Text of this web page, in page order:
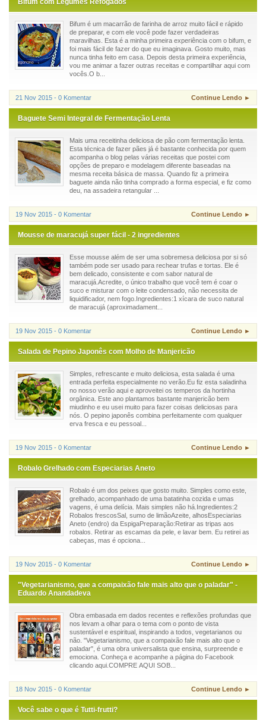
Bifum com Legumes Refogados
Bifum é um macarrão de farinha de arroz muito fácil e rápido
de preparar, e com ele você pode fazer verdadeiras
maravilhas. Esta é a minha primeira experiência com o bifum, e
foi mais fácil de fazer do que eu imaginava. Gosto muito, mas
nunca tinha feito em casa. Depois desta primeira experiência,
vou me animar a fazer outras receitas e compartilhar aqui com
vocês.O b...
21 Nov 2015 - 0 Komentar Continue Lendo ►
Baguete Semi Integral de Fermentação Lenta
Mais uma receitinha deliciosa de pão com fermentação lenta.
Esta técnica de fazer pães já é bastante conhecida por quem
acompanha o blog pelas várias receitas que postei com
opções de preparo e modelagem diferente baseadas na
mesma receita básica de massa. Quando fiz a primeira
baguete ainda não tinha comprado a forma especial, e fiz como
deu, na assadeira retangular ...
19 Nov 2015 - 0 Komentar Continue Lendo ►
Mousse de maracujá super fácil - 2 ingredientes
Esse mousse além de ser uma sobremesa deliciosa por si só
também pode ser usado para rechear trufas e tortas. Ele é
bem delicado, consistente e com sabor natural de
maracujá.Acredite, o único trabalho que você tem é coar o
suco e misturar com o leite condensado, não necessita de
liquidificador, nem fogo.Ingredientes:1 xícara de suco natural
de maracujá (aproximadament...
19 Nov 2015 - 0 Komentar Continue Lendo ►
Salada de Pepino Japonês com Molho de Manjericão
Simples, refrescante e muito deliciosa, esta salada é uma
entrada perfeita especialmente no verão.Eu fiz esta saladinha
no nosso verão aqui e aproveitei os temperos da hortinha
orgânica. Este ano plantamos bastante manjericão bem
miudinho e eu usei muito para fazer coisas deliciosas para
nós. O pepino japonês combina perfeitamente com qualquer
erva fresca e eu pessoal...
19 Nov 2015 - 0 Komentar Continue Lendo ►
Robalo Grelhado com Especiarias Aneto
Robalo é um dos peixes que gosto muito. Simples como este,
grelhado, acompanhado de uma batatinha cozida e umas
vagens, é uma delícia. Mais simples não há.Ingredientes:2
Robalos frescosSal, sumo de limãoAzeite, alhosEspeciarias
Aneto (endro) da EspigaPreparação:Retirar as tripas aos
robalos. Retirar as escamas da pele, e lavar bem. Eu retirei as
cabeças, mas é opciona...
19 Nov 2015 - 0 Komentar Continue Lendo ►
"Vegetarianismo, que a compaixão fale mais alto que o paladar" -
Eduardo Anandadeva
Obra embasada em dados recentes e reflexões profundas que
nos levam a olhar para o tema com o ponto de vista
sustentável e espiritual, inspirando a todos, vegetarianos ou
não. "Vegetarianismo, que a compaixão fale mais alto que o
paladar", é uma obra universalista que ensina, surpreende e
emociona. Conheça e acompanhe a página do Facebook
clicando aqui.COMPRE AQUI SOB...
18 Nov 2015 - 0 Komentar Continue Lendo ►
Você sabe o que é Tutti-frutti?